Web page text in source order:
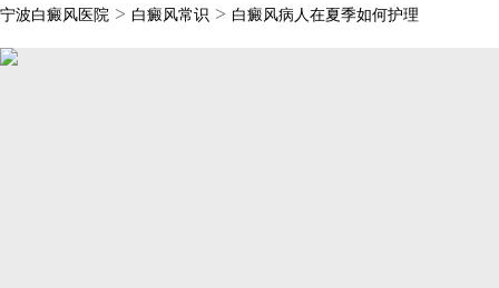
宁波白癜风医院 > 白癜风常识 > 白癜风病人在夏季如何护理